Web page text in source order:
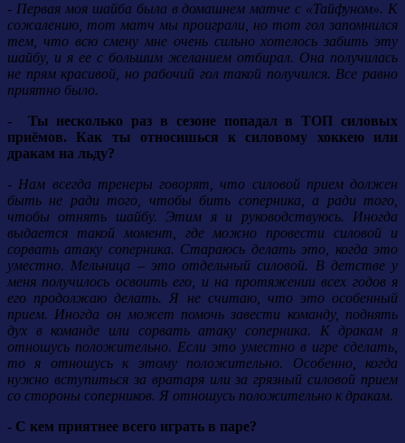
- Первая моя шайба была в домашнем матче с «Тайфуном». К
сожалению, тот матч мы проиграли, но тот гол запомнился
тем, что всю смену мне очень сильно хотелось забить эту
шайбу, и я ее с большим желанием отбирал. Она получилась
не прям красивой, но рабочий гол такой получился. Все равно
приятно было.
- Ты несколько раз в сезоне попадал в ТОП силовых
приёмов. Как ты относишься к силовому хоккею или
дракам на льду?
- Нам всегда тренеры говорят, что силовой прием должен
быть не ради того, чтобы бить соперника, а ради того,
чтобы отнять шайбу. Этим я и руководствуюсь. Иногда
выдается такой момент, где можно провести силовой и
сорвать атаку соперника. Стараюсь делать это, когда это
уместно. Мельница – это отдельный силовой. В детстве у
меня получилось освоить его, и на протяжении всех годов я
его продолжаю делать. Я не считаю, что это особенный
прием. Иногда он может помочь завести команду, поднять
дух в команде или сорвать атаку соперника. К дракам я
отношусь положительно. Если это уместно в игре сделать,
то я отношусь к этому положительно. Особенно, когда
нужно вступиться за вратаря или за грязный силовой прием
со стороны соперников. Я отношусь положительно к дракам.
- С кем приятнее всего играть в паре?